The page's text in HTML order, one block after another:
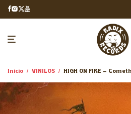
Inicio / VINILOS / HIGH ON FIRE –